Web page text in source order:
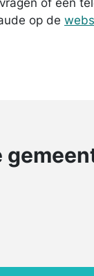
of een
op de